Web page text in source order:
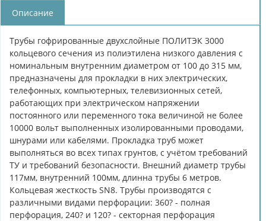
Описание
Трубы гофрированные двухслойные ПОЛИТЭК 3000
кольцевого сечения из полиэтилена низкого давления с
номинальным внутренним диаметром от 100 до 315 мм,
предназначены для прокладки в них электрических,
телефонных, компьютерных, телевизионных сетей,
работающих при электрическом напряжении
постоянного или переменного тока величиной не более
10000 вольт выполненных изолированными проводами,
шнурами или кабелями. Прокладка труб может
выполняться во всех типах грунтов, с учётом требований
ТУ и требований безопасности. Внешний диаметр трубы
117мм, внутренний 100мм, длинна трубы 6 метров.
Кольцевая жесткость SN8. Трубы производятся с
различными видами перфорации: 360? - полная
перфорация, 240? и 120? - секторная перфорация